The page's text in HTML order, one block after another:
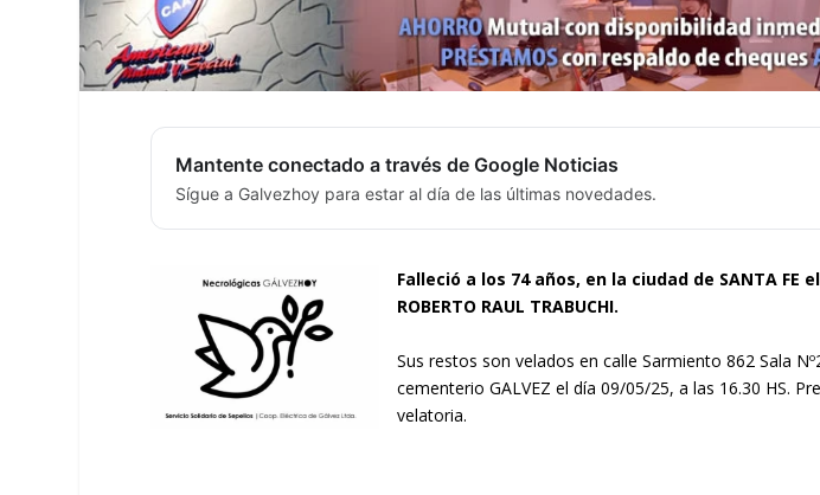
Mantente conectado a través de Google Noticias
Sígue a Galvezhoy para estar al día de las últimas novedades.
Falleció a los 74 años, en la ciudad de SANTA FE
ROBERTO RAUL TRABUCHI.
Sus restos son velados en calle Sarmiento 862 Sala
cementerio GALVEZ el día 09/05/25, a las 16.30 HS.
velatoria.